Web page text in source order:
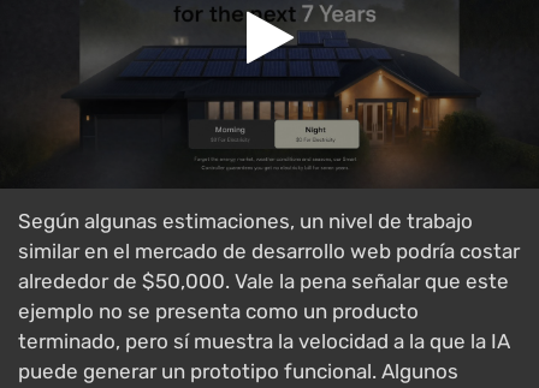
Según algunas estimaciones, un nivel de trabajo
similar en el mercado de desarrollo web podría costar
alrededor de $50,000. Vale la pena señalar que este
ejemplo no se presenta como un producto
terminado, pero sí muestra la velocidad a la que la IA
puede generar un prototipo funcional. Algunos